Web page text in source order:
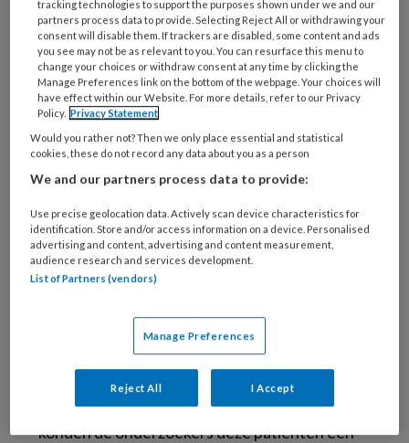
Dat blijkt uit onderzoek van Nivel en de Vrije
Universiteit dat is gepubliceerd in het
wetenschappelijke tijdschrift BMJ Open. In
patiënten ouder dan 70 jaar uit 370
huisartsenpraktijken met de diagnose
hartfalen. Met de inzet van een speciaal
hiervoor ontwikkeld machine learning-model
konden de onderzoekers deze patiënten een
tracking technologies to support the purposes shown under we and our
partners process data to provide. Selecting Reject All or withdrawing your
consent will disable them. If trackers are disabled, some content and ads
you see may not be as relevant to you. You can resurface this menu to
change your choices or withdraw consent at any time by clicking the
Manage Preferences link on the bottom of the webpage. Your choices will
have effect within our Website. For more details, refer to our Privacy
Policy. Privacy Statement
Would you rather not? Then we only place essential and statistical
cookies, these do not record any data about you as a person
We and our partners process data to provide:
Use precise geolocation data. Actively scan device characteristics for
identification. Store and/or access information on a device. Personalised
advertising and content, advertising and content measurement,
audience research and services development.
List of Partners (vendors)
Manage Preferences
Reject All I Accept